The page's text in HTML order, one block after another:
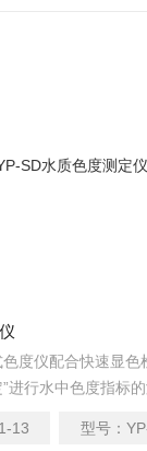
度仪配合快速显色
进行水中色度指标
准确、有效的分析
13 型号：